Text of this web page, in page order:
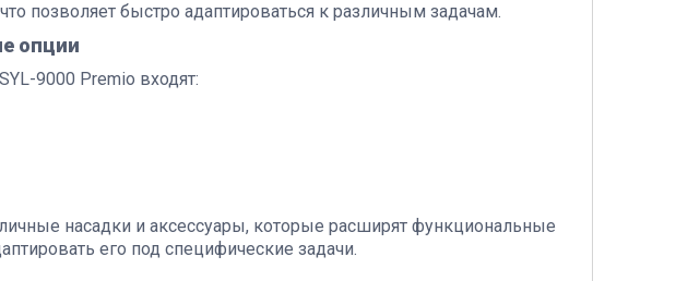
позволяет быстро адаптироваться к различным задачам.
опции
9000 Premio входят:
насадки и аксессуары, которые расширят функциональные
его под специфические задачи.